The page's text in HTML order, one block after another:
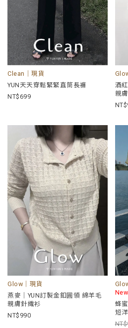
Clean｜現貨
YUN天天穿鬆緊緊直筒長褲
699
酒
親
Glow｜現貨
燕麥｜YUN訂製金釦圓領 綿羊毛
親膚針織衫
990
蜂
短洋